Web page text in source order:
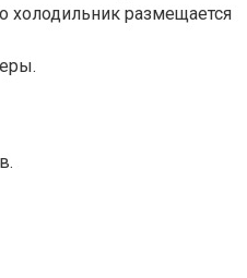
холодильник размещается